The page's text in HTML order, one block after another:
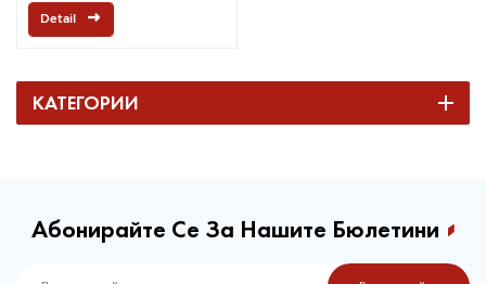
Detail
КАТЕГОРИИ
Абонирайте Се За Нашите Бюлетини